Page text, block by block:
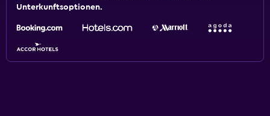
Unterkunftsoptionen.